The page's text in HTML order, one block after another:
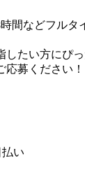
間などフルタ
したい方にぴ
募ください！
い